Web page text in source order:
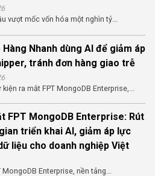
vượt mốc vốn hóa một nghìn tỷ...
Hàng Nhanh dùng AI để giảm áp
tránh đơn hàng giao trễ
ra mắt FPT MongoDB Enterprise,...
FPT MongoDB Enterprise: Rút
triển khai AI, giảm áp lực
liệu cho doanh nghiệp Việt
Enterprise, nền tảng...